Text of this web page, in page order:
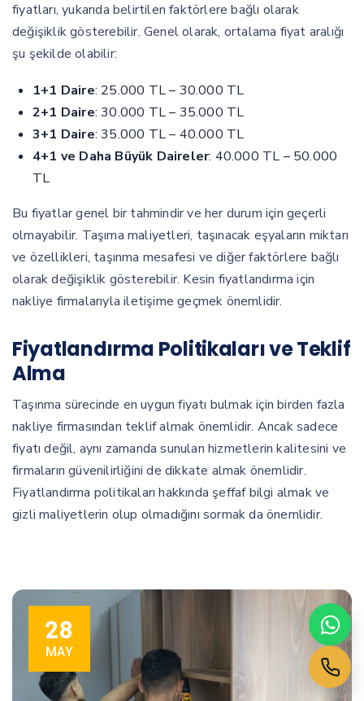
fiyatları, yukarıda belirtilen faktörlere bağlı olarak
değişiklik gösterebilir. Genel olarak, ortalama fiyat aralığı
şu şekilde olabilir:
1+1 Daire: 25.000 TL – 30.000 TL
2+1 Daire: 30.000 TL – 35.000 TL
3+1 Daire: 35.000 TL – 40.000 TL
4+1 ve Daha Büyük Daireler: 40.000 TL – 50.000
TL
Bu fiyatlar genel bir tahmindir ve her durum için geçerli
olmayabilir. Taşıma maliyetleri, taşınacak eşyaların miktarı
ve özellikleri, taşınma mesafesi ve diğer faktörlere bağlı
olarak değişiklik gösterebilir. Kesin fiyatlandırma için
nakliye firmalarıyla iletişime geçmek önemlidir.
Fiyatlandırma Politikaları ve Teklif
Alma
Taşınma sürecinde en uygun fiyatı bulmak için birden fazla
nakliye firmasından teklif almak önemlidir. Ancak sadece
fiyatı değil, aynı zamanda sunulan hizmetlerin kalitesini ve
firmaların güvenilirliğini de dikkate almak önemlidir.
Fiyatlandırma politikaları hakkında şeffaf bilgi almak ve
gizli maliyetlerin olup olmadığını sormak da önemlidir.
28
MAY